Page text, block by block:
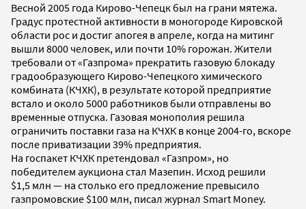
Весной 2005 года Кирово-Чепецк был на грани мятежа.
Градус протестной активности в моногороде Кировской
области рос и достиг апогея в апреле, когда на митинг
вышли 8000 человек, или почти 10% горожан. Жители
требовали от «Газпрома» прекратить газовую блокаду
градообразующего Кирово-Чепецкого химического
комбината (КЧХК), в результате которой предприятие
встало и около 5000 работников были отправлены во
временные отпуска. Газовая монополия решила
ограничить поставки газа на КЧХК в конце 2004-го, вскоре
после приватизации 39% предприятия.
На госпакет КЧХК претендовал «Газпром», но
победителем аукциона стал Мазепин. Исход решили
$1,5 млн — на столько его предложение превысило
газпромовские $100 млн, писал журнал Smart Money.